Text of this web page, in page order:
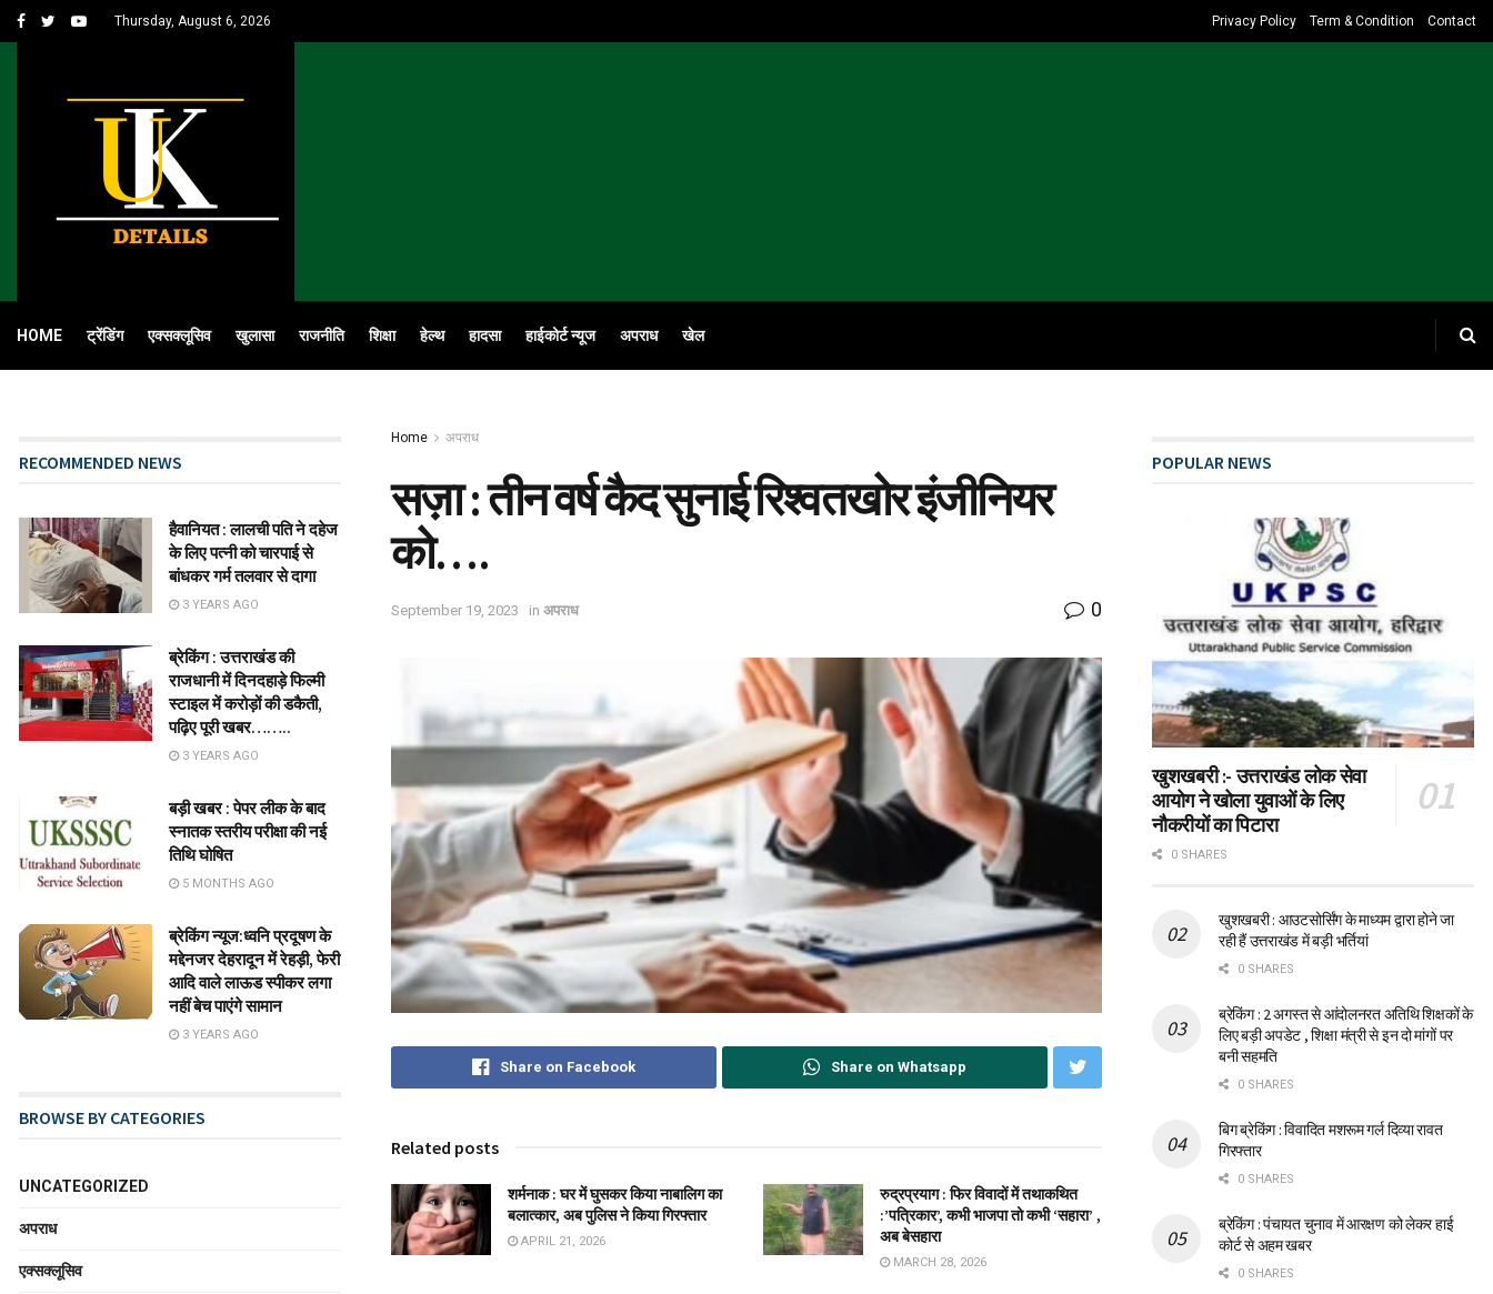
Thursday, August 6, 2026 Privacy Policy Term & Condition Contact
HOME ट्रेंडिंग एक्सक्लूसिव खुलासा राजनीति शिक्षा हेल्थ हादसा हाईकोर्ट न्यूज अपराध खेल
Home अपराध
सज़ा : तीन वर्ष कैद सुनाई रिश्वतखोर इंजीनियर
को….
September 19, 2023 in अपराध 0
Share on Facebook Share on Whatsapp
Related posts
शर्मनाक : घर में घुसकर किया नाबालिग का
बलात्कार, अब पुलिस ने किया गिरफ्तार
APRIL 21, 2026
रुद्रप्रयाग : फिर विवादों में तथाकथित
:’पत्रिकार’, कभी भाजपा तो कभी ‘सहारा’ ,
अब बेसहारा
MARCH 28, 2026
RECOMMENDED NEWS
हैवानियत : लालची पति ने दहेज
के लिए पत्नी को चारपाई से
बांधकर गर्म तलवार से दागा
3 YEARS AGO
ब्रेकिंग : उत्तराखंड की
राजधानी में दिनदहाड़े फिल्मी
स्टाइल में करोड़ों की डकैती,
पढ़िए पूरी खबर……..
3 YEARS AGO
बड़ी खबर : पेपर लीक के बाद
स्नातक स्तरीय परीक्षा की नई
तिथि घोषित
5 MONTHS AGO
ब्रेकिंग न्यूज:ध्वनि प्रदूषण के
मद्देनजर देहरादून में रेहड़ी, फेरी
आदि वाले लाऊड स्पीकर लगा
नहीं बेच पाएंगे सामान
3 YEARS AGO
BROWSE BY CATEGORIES
UNCATEGORIZED
अपराध
एक्सक्लूसिव
POPULAR NEWS
खुशखबरी :- उत्तराखंड लोक सेवा
आयोग ने खोला युवाओं के लिए
नौकरीयों का पिटारा
0 SHARES
खुशखबरी : आउटसोर्सिंग के माध्यम द्वारा होने जा
रही हैं उत्तराखंड में बड़ी भर्तियां
0 SHARES
ब्रेकिंग : 2 अगस्त से आंदोलनरत अतिथि शिक्षकों के
लिए बड़ी अपडेट , शिक्षा मंत्री से इन दो मांगों पर
बनी सहमति
0 SHARES
बिग ब्रेकिंग : विवादित मशरूम गर्ल दिव्या रावत
गिरफ्तार
0 SHARES
ब्रेकिंग : पंचायत चुनाव में आरक्षण को लेकर हाई
कोर्ट से अहम खबर
0 SHARES